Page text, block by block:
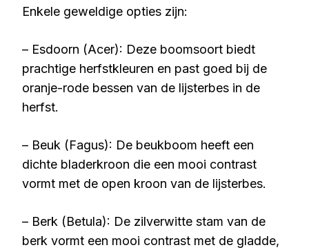
Enkele geweldige opties zijn:
– Esdoorn (Acer): Deze boomsoort biedt
prachtige herfstkleuren en past goed bij de
oranje-rode bessen van de lijsterbes in de
herfst.
– Beuk (Fagus): De beukboom heeft een
dichte bladerkroon die een mooi contrast
vormt met de open kroon van de lijsterbes.
– Berk (Betula): De zilverwitte stam van de
berk vormt een mooi contrast met de gladde,